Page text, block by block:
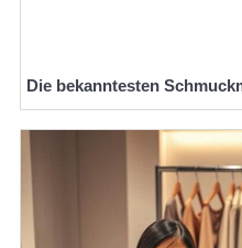
Die bekanntesten